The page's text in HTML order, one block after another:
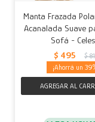
Manta Frazada
Acanalada Suave
Sofá -
$ 495 $
39